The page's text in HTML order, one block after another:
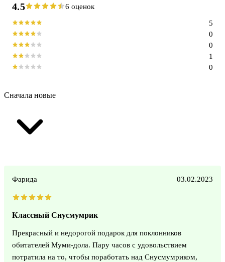
4.5 6 оценок
0
1
0
0
5
Сначала новые
Фарида 03.02.2023
Классный Снусмумрик
Прекрасный и недорогой подарок для поклонников
обитателей Муми-дола. Пару часов с удовольствием
потратила на то, чтобы поработать над Снусмумриком,